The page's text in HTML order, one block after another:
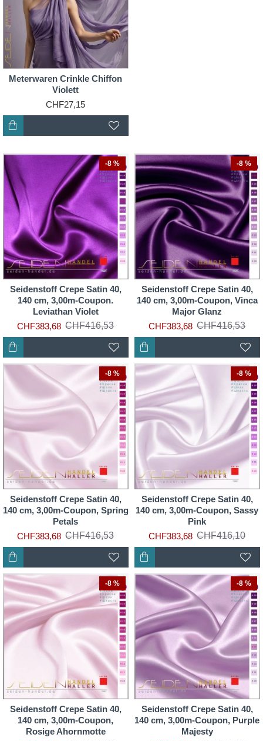
Meterwaren Crinkle Chiffon
Violett
CHF27,15
-8 %
Seidenstoff Crepe Satin 40,
140 cm, 3,00m-Coupon.
Leviathan Violet
CHF383,68 CHF416,53
-8 %
Seidenstoff Crepe Satin 40,
140 cm, 3,00m-Coupon, Vinca
Major Glanz
CHF383,68 CHF416,53
-8 %
Seidenstoff Crepe Satin 40,
140 cm, 3,00m-Coupon, Spring
Petals
CHF383,68 CHF416,53
-8 %
Seidenstoff Crepe Satin 40,
140 cm, 3,00m-Coupon, Sassy
Pink
CHF383,68 CHF416,10
-8 %
Seidenstoff Crepe Satin 40,
140 cm, 3,00m-Coupon,
Rosige Ahornmotte
-8 %
Seidenstoff Crepe Satin 40,
140 cm, 3,00m-Coupon, Purple
Majesty